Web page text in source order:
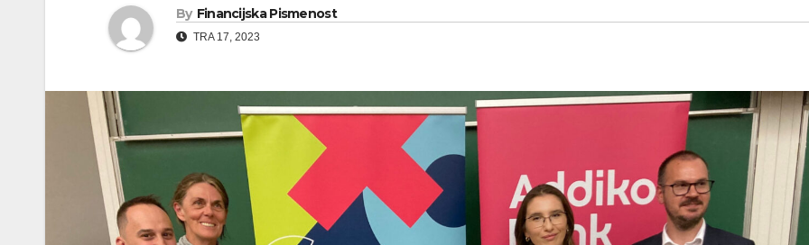
By Financijska Pismenost
TRA 17, 2023